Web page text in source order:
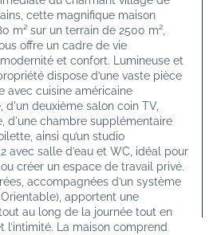
cette magnifique maison
m² sur un terrain de 2500 m²,
offre un cadre de vie
et confort. Lumineuse et
dispose d’une vaste pièce
avec cuisine américaine
d'un deuxième salon coin TV,
d'une chambre supplémentaire
ainsi qu’un studio
avec salle d’eau et WC, idéal pour
créer un espace de travail privé.
accompagnées d’un système
apportent une
au long de la journée tout en
l’intimité. La maison comprend